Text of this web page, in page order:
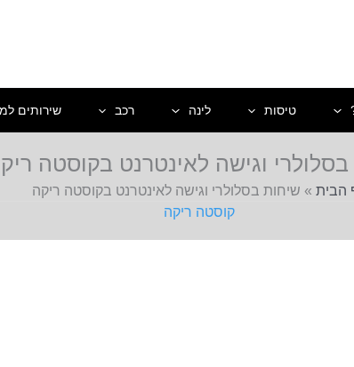
טיסות לינה רכב שירותים
וגישה לאינטרנט בקוסטה
הבית » שיחות בסלולרי וגישה לאינטרנט בקוסטה ריקה
קוסטה ריקה